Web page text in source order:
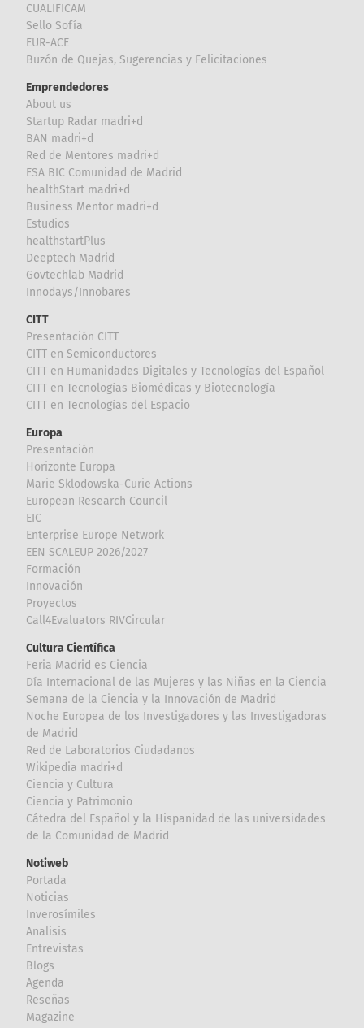
CUALIFICAM
Sello Sofía
EUR-ACE
Buzón de Quejas, Sugerencias y Felicitaciones
Emprendedores
About us
Startup Radar madri+d
BAN madri+d
Red de Mentores madri+d
ESA BIC Comunidad de Madrid
healthStart madri+d
Business Mentor madri+d
Estudios
healthstartPlus
Deeptech Madrid
Govtechlab Madrid
Innodays/Innobares
CITT
Presentación CITT
CITT en Semiconductores
CITT en Humanidades Digitales y Tecnologías del Español
CITT en Tecnologías Biomédicas y Biotecnología
CITT en Tecnologías del Espacio
Europa
Presentación
Horizonte Europa
Marie Sklodowska-Curie Actions
European Research Council
EIC
Enterprise Europe Network
EEN SCALEUP 2026/2027
Formación
Innovación
Proyectos
Call4Evaluators RIVCircular
Cultura Científica
Feria Madrid es Ciencia
Día Internacional de las Mujeres y las Niñas en la Ciencia
Semana de la Ciencia y la Innovación de Madrid
Noche Europea de los Investigadores y las Investigadoras
de Madrid
Red de Laboratorios Ciudadanos
Wikipedia madri+d
Ciencia y Cultura
Ciencia y Patrimonio
Cátedra del Español y la Hispanidad de las universidades
de la Comunidad de Madrid
Notiweb
Portada
Noticias
Inverosímiles
Analisis
Entrevistas
Blogs
Agenda
Reseñas
Magazine